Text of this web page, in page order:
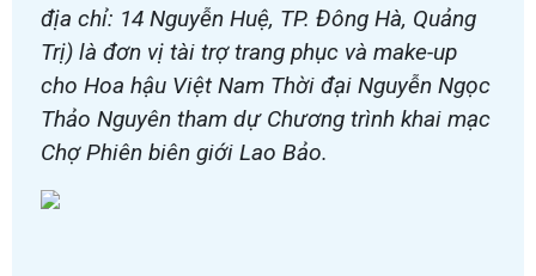
địa chỉ: 14 Nguyễn Huệ, TP. Đông Hà, Quảng
Trị) là đơn vị tài trợ trang phục và make-up
cho Hoa hậu Việt Nam Thời đại Nguyễn Ngọc
Thảo Nguyên tham dự Chương trình khai mạc
Chợ Phiên biên giới Lao Bảo.